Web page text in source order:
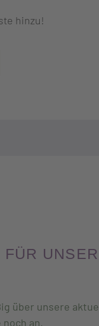
hinzu!
über unsere
an.